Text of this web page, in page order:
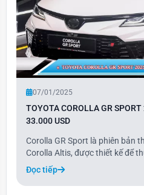
07/01/2025
TOYOTA COROLLA GR
33.000 USD
Corolla GR Sport là phiên bản
Corolla Altis, được thiết kế để
thích cảm giác lái. Với những
tiến hệ thống treo và hiệu chỉnh
không chỉ mang vẻ ngoài th
Đọc tiếp